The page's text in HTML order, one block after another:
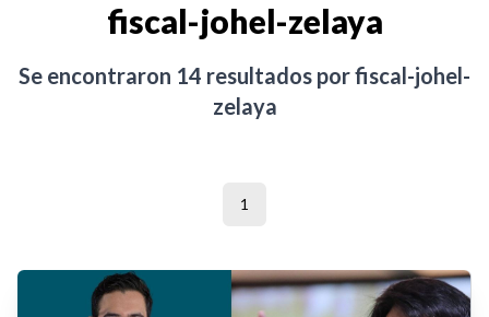
fiscal-johel-zelaya
Se encontraron 14 resultados porfiscal-johel-
zelaya
1